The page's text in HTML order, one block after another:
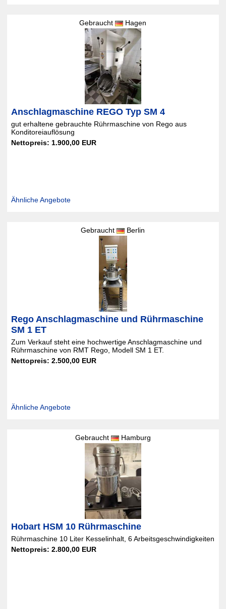
Gebraucht Hagen
Anschlagmaschine REGO Typ SM 4
gut erhaltene gebrauchte Rührmaschine von Rego aus
Konditoreiauflösung
Nettopreis: 1.900,00 EUR
Ähnliche Angebote
Gebraucht Berlin
Rego Anschlagmaschine und Rührmaschine
SM 1 ET
Zum Verkauf steht eine hochwertige Anschlagmaschine und
Rührmaschine von RMT Rego, Modell SM 1 ET.
Nettopreis: 2.500,00 EUR
Ähnliche Angebote
Gebraucht Hamburg
Hobart HSM 10 Rührmaschine
Rührmaschine 10 Liter Kesselinhalt, 6 Arbeitsgeschwindigkeiten
Nettopreis: 2.800,00 EUR